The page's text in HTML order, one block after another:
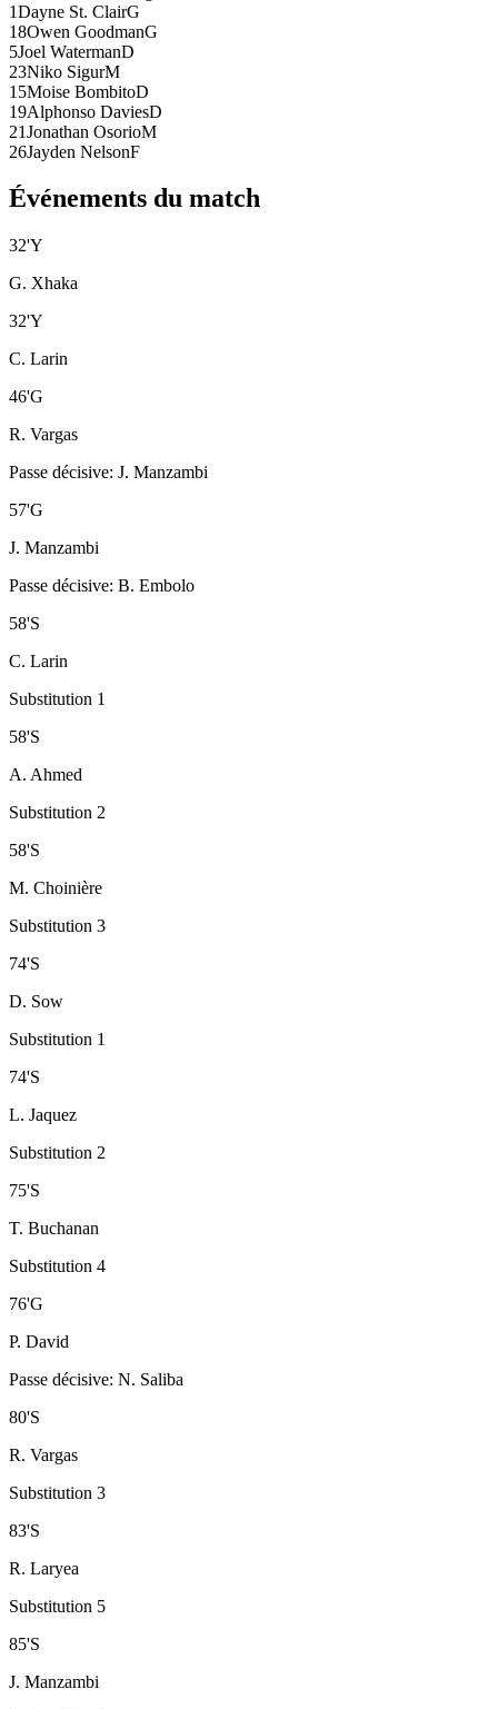
1Dayne St. ClairG
18Owen GoodmanG
5Joel WatermanD
23Niko SigurM
15Moise BombitoD
19Alphonso DaviesD
21Jonathan OsorioM
26Jayden NelsonF
Événements du match
32'Y
G. Xhaka
32'Y
C. Larin
46'G
R. Vargas
Passe décisive: J. Manzambi
57'G
J. Manzambi
Passe décisive: B. Embolo
58'S
C. Larin
Substitution 1
58'S
A. Ahmed
Substitution 2
58'S
M. Choinière
Substitution 3
74'S
D. Sow
Substitution 1
74'S
L. Jaquez
Substitution 2
75'S
T. Buchanan
Substitution 4
76'G
P. David
Passe décisive: N. Saliba
80'S
R. Vargas
Substitution 3
83'S
R. Laryea
Substitution 5
85'S
J. Manzambi